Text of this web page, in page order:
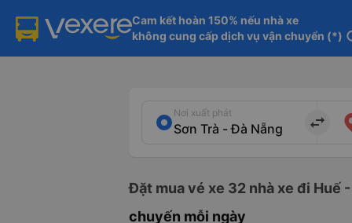
Cam kết hoàn 150% nếu nhà xe
không cung cấp dịch vụ vận chuyển (*)
Nơi xuất phát
import_export
Đặt mua vé xe 32 nhà xe đi Huế
chuyến mỗi ngày